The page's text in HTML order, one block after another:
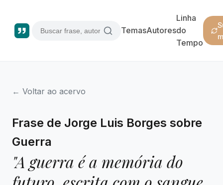
TemasAutores
Linha
do
Tempo
← Voltar ao acervo
Frase de Jorge Luis Borges sobre
Guerra
"A guerra é a memória do